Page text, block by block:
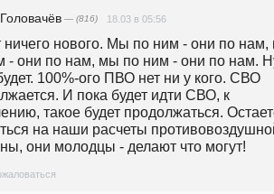
— (816) 18.03 в 05:56
ничего нового. Мы по ним - они по
- они по нам, мы по ним - они по нам.
100%-ого ПВО нет ни у кого. СВО
И пока будет идти СВО, к
такое будет продолжаться.
на наши расчеты
они молодцы - делают что могут!